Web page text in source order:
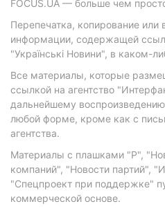
FOCUS.UA — больше чем
Перепечатка, копирование или
информации, содержащей
"Українські Новини", в каком-
Все материалы, которые
ссылкой на агентство
дальнейшему
любой форме, кроме как с
агентства.
Материалы с плашками "Р",
компаний", "Новости партий",
"Спецпроект при поддержке"
коммерческой основе.